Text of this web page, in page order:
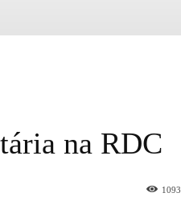
na RDC
1093